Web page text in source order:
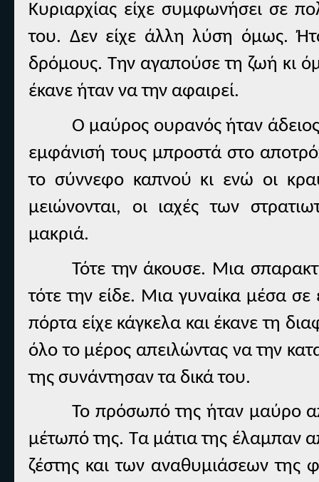
Κυριαρχίας είχε συμφωνήσει σε
του. Δεν είχε άλλη λύση όμως.
δρόμους. Την αγαπούσε τη ζωή κι
έκανε ήταν να την αφαιρεί.
Ο μαύρος ουρανός ήταν
εμφάνισή τους μπροστά στο
το σύννεφο καπνού κι ενώ οι
μειώνονται, οι ιαχές των
μακριά.
Τότε την άκουσε. Μια
τότε την είδε. Μια γυναίκα μέσα
πόρτα είχε κάγκελα και έκανε τη
όλο το μέρος απειλώντας να την
της συνάντησαν τα δικά του.
Το πρόσωπό της ήταν μαύρο
μέτωπό της. Τα μάτια της έλαμπαν
ζέστης και των αναθυμιάσεων της